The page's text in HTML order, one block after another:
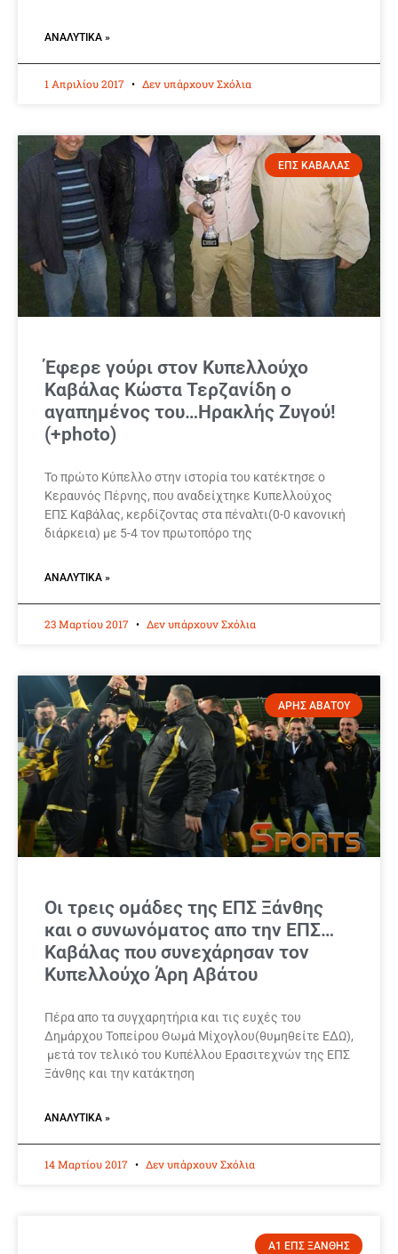
ΑΝΑΛΥΤΙΚΆ »
1 Απριλίου 2017 Δεν υπάρχουν Σχόλια
ΕΠΣ ΚΑΒΑΛΑΣ
Έφερε γούρι στον Κυπελλούχο
Καβάλας Κώστα Τερζανίδη ο
αγαπημένος του…Ηρακλής Ζυγού!
(+photo)
Το πρώτο Κύπελλο στην ιστορία του κατέκτησε ο
Κεραυνός Πέρνης, που αναδείχτηκε Κυπελλούχος
ΕΠΣ Καβάλας, κερδίζοντας στα πέναλτι(0-0 κανονική
διάρκεια) με 5-4 τον πρωτοπόρο της
ΑΝΑΛΥΤΙΚΆ »
23 Μαρτίου 2017 Δεν υπάρχουν Σχόλια
ΑΡΗΣ ΑΒΑΤΟΥ
Οι τρεις ομάδες της ΕΠΣ Ξάνθης
και ο συνωνόματος απο την ΕΠΣ…
Καβάλας που συνεχάρησαν τον
Κυπελλούχο Άρη Αβάτου
Πέρα απο τα συγχαρητήρια και τις ευχές του
Δημάρχου Τοπείρου Θωμά Μίχογλου(θυμηθείτε ΕΔΩ),
μετά τον τελικό του Κυπέλλου Ερασιτεχνών της ΕΠΣ
Ξάνθης και την κατάκτηση
ΑΝΑΛΥΤΙΚΆ »
14 Μαρτίου 2017 Δεν υπάρχουν Σχόλια
Α1 ΕΠΣ ΞΑΝΘΗΣ